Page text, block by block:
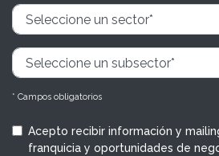
* Campos obligatorios
Acepto recibir información y
franquicia y oportunidades de